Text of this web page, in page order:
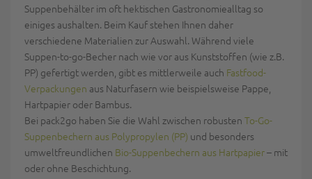
Suppenbehälter im oft hektischen Gastronomiealltag so
einiges aushalten. Beim Kauf stehen Ihnen daher
verschiedene Materialien zur Auswahl. Während viele
Suppen-to-go-Becher nach wie vor aus Kunststoffen (wie z.B.
PP) gefertigt werden, gibt es mittlerweile auch Fastfood-
Verpackungen aus Naturfasern wie beispielsweise Pappe,
Hartpapier oder Bambus.
Bei pack2go haben Sie die Wahl zwischen robusten To-Go-
Suppenbechern aus Polypropylen (PP) und besonders
umweltfreundlichen Bio-Suppenbechern aus Hartpapier– mit
oder ohne Beschichtung.